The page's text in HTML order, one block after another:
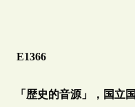
E1366
「歴史的音源」，国立